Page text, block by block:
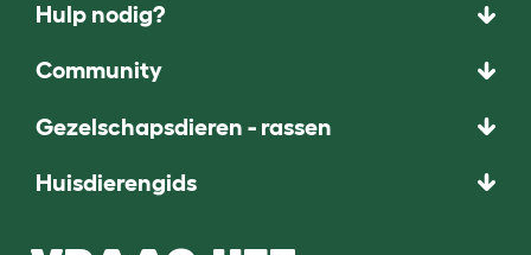
Hulp nodig?
Community
Gezelschapsdieren - rassen
Huisdierengids